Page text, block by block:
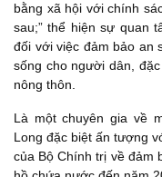
bằng xã hội với chính
sau;” thể hiện sự quan
đối với việc đảm bảo an
sống cho người dân,
nông thôn.
Là một chuyên gia về
Long đặc biệt ấn tượng
của Bộ Chính trị về đảm